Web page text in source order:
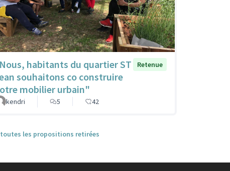
habitants du quartier ST
souhaitons co construire
mobilier urbain"
Retenue
kendri 5 42
les propositions retirées